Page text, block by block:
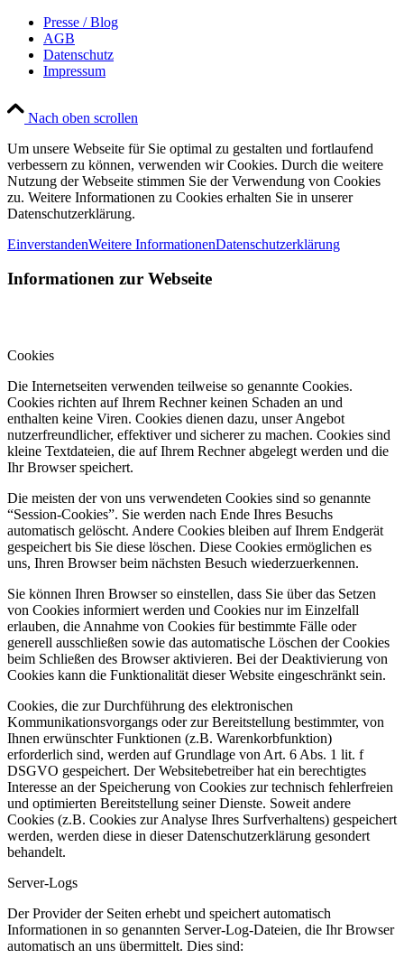
Presse / Blog
AGB
Datenschutz
Impressum
Nach oben scrollen
Um unsere Webseite für Sie optimal zu gestalten und fortlaufend
verbessern zu können, verwenden wir Cookies. Durch die weitere
Nutzung der Webseite stimmen Sie der Verwendung von Cookies
zu. Weitere Informationen zu Cookies erhalten Sie in unserer
Datenschutzerklärung.
EinverstandenWeitere InformationenDatenschutzerklärung
Informationen zur Webseite
Cookies
Die Internetseiten verwenden teilweise so genannte Cookies.
Cookies richten auf Ihrem Rechner keinen Schaden an und
enthalten keine Viren. Cookies dienen dazu, unser Angebot
nutzerfreundlicher, effektiver und sicherer zu machen. Cookies sind
kleine Textdateien, die auf Ihrem Rechner abgelegt werden und die
Ihr Browser speichert.
Die meisten der von uns verwendeten Cookies sind so genannte
“Session-Cookies”. Sie werden nach Ende Ihres Besuchs
automatisch gelöscht. Andere Cookies bleiben auf Ihrem Endgerät
gespeichert bis Sie diese löschen. Diese Cookies ermöglichen es
uns, Ihren Browser beim nächsten Besuch wiederzuerkennen.
Sie können Ihren Browser so einstellen, dass Sie über das Setzen
von Cookies informiert werden und Cookies nur im Einzelfall
erlauben, die Annahme von Cookies für bestimmte Fälle oder
generell ausschließen sowie das automatische Löschen der Cookies
beim Schließen des Browser aktivieren. Bei der Deaktivierung von
Cookies kann die Funktionalität dieser Website eingeschränkt sein.
Cookies, die zur Durchführung des elektronischen
Kommunikationsvorgangs oder zur Bereitstellung bestimmter, von
Ihnen erwünschter Funktionen (z.B. Warenkorbfunktion)
erforderlich sind, werden auf Grundlage von Art. 6 Abs. 1 lit. f
DSGVO gespeichert. Der Websitebetreiber hat ein berechtigtes
Interesse an der Speicherung von Cookies zur technisch fehlerfreien
und optimierten Bereitstellung seiner Dienste. Soweit andere
Cookies (z.B. Cookies zur Analyse Ihres Surfverhaltens) gespeichert
werden, werden diese in dieser Datenschutzerklärung gesondert
behandelt.
Server-Logs
Der Provider der Seiten erhebt und speichert automatisch
Informationen in so genannten Server-Log-Dateien, die Ihr Browser
automatisch an uns übermittelt. Dies sind: